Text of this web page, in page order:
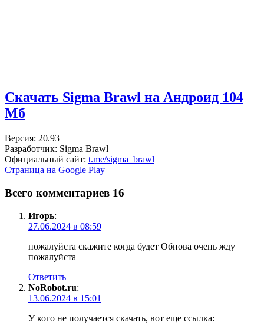
Скачать Sigma Brawl на Андроид 104
Мб
Версия: 20.93
Разработчик: Sigma Brawl
Официальный сайт: t.me/sigma_brawl
Страница на Google Play
Всего комментариев 16
Игорь:
27.06.2024 в 08:59
пожалуйста скажите когда будет Обнова очень жду
пожалуйста
Ответить
NoRobot.ru:
13.06.2024 в 15:01
У кого не получается скачать, вот еще ссылка: